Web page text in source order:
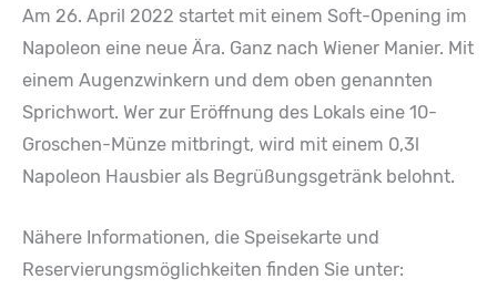
Am 26. April 2022 startet mit einem Soft-Opening im
Napoleon eine neue Ära. Ganz nach Wiener Manier. Mit
einem Augenzwinkern und dem oben genannten
Sprichwort. Wer zur Eröffnung des Lokals eine 10-
Groschen-Münze mitbringt, wird mit einem 0,3l
Napoleon Hausbier als Begrüßungsgetränk belohnt.
Nähere Informationen, die Speisekarte und
Reservierungsmöglichkeiten finden Sie unter: